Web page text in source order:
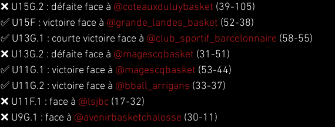
❌ U15G.2 : défaite face à @coteauxduluybasket (39-105)
✅ U15F : victoire face à @grande_landes_basket (52-38)
✅ U13G.1 : courte victoire face à @club_sportif_barcelonnaire (58-55)
❌ U13G.2 : défaite face à @magescqbasket (31-51)
✅ U11G.1 : victoire face à @magescqbasket (53-44)
✅ U11G.2 : victoire face à @bball_arrigans (33-37)
❌ U11F.1 : face à @lsjbc (17-32)
❌ U9G.1 : face à @avenirbasketchalosse (30-11)